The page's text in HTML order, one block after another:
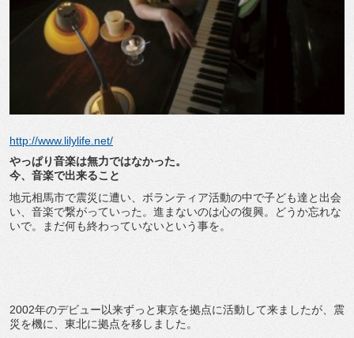
http://www.lilylife.net/
やっぱり音楽は無力ではなかった。
今、音楽で出来ること
地元相馬市で震災に遭い、ボランティア活動の中で子ども達と出会
い、音楽で繋がっていった。進まないのは心の復興。どうか忘れな
いで。まだ何も終わっていないという事を。
2002年のデビュー以来ずっと東京を拠点に活動して来ましたが、震
災を機に、東北に拠点を移しました。